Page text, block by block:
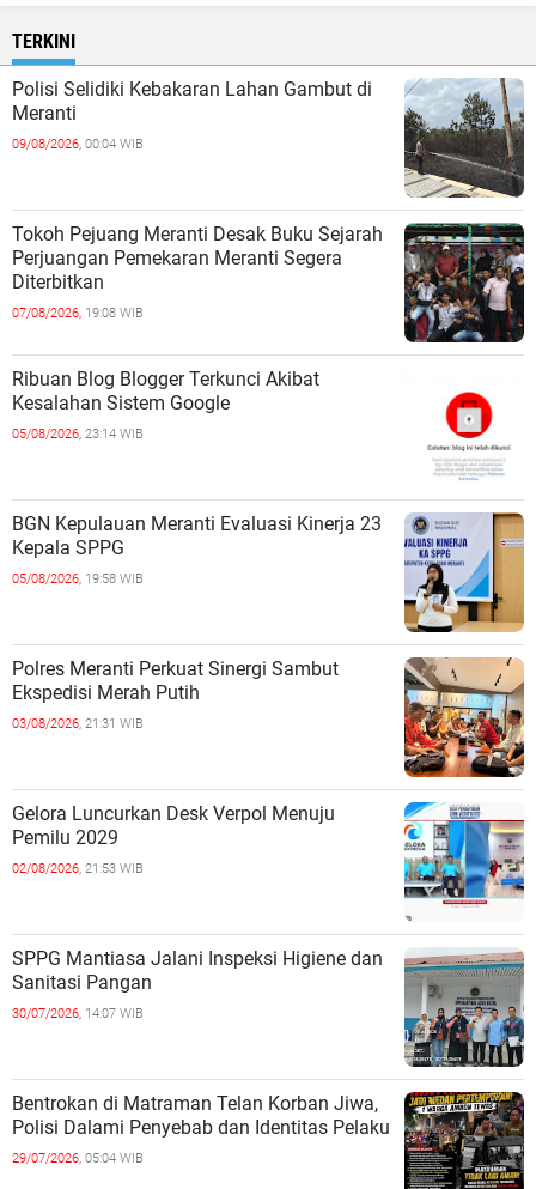
TERKINI
Polisi Selidiki Kebakaran Lahan Gambut di
Meranti
09/08/2026, 00:04 WIB
Tokoh Pejuang Meranti Desak Buku Sejarah
Perjuangan Pemekaran Meranti Segera
Diterbitkan
07/08/2026, 19:08 WIB
Ribuan Blog Blogger Terkunci Akibat
Kesalahan Sistem Google
05/08/2026, 23:14 WIB
BGN Kepulauan Meranti Evaluasi Kinerja 23
Kepala SPPG
05/08/2026, 19:58 WIB
Polres Meranti Perkuat Sinergi Sambut
Ekspedisi Merah Putih
03/08/2026, 21:31 WIB
Gelora Luncurkan Desk Verpol Menuju
Pemilu 2029
02/08/2026, 21:53 WIB
SPPG Mantiasa Jalani Inspeksi Higiene dan
Sanitasi Pangan
30/07/2026, 14:07 WIB
Bentrokan di Matraman Telan Korban Jiwa,
Polisi Dalami Penyebab dan Identitas Pelaku
29/07/2026, 05:04 WIB